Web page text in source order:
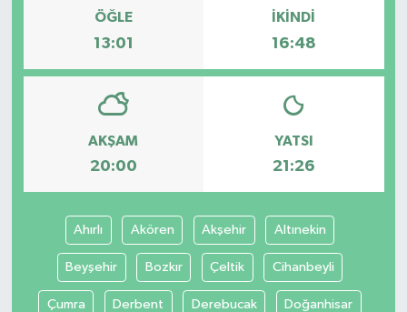
ÖĞLE
13:01
İKINDI
16:48
AKŞAM
20:00
YATSI
21:26
Ahırlı Akören Akşehir Altınekin
Beyşehir Bozkır Çeltik Cihanbeyli
Çumra Derbent Derebucak Doğanhisar